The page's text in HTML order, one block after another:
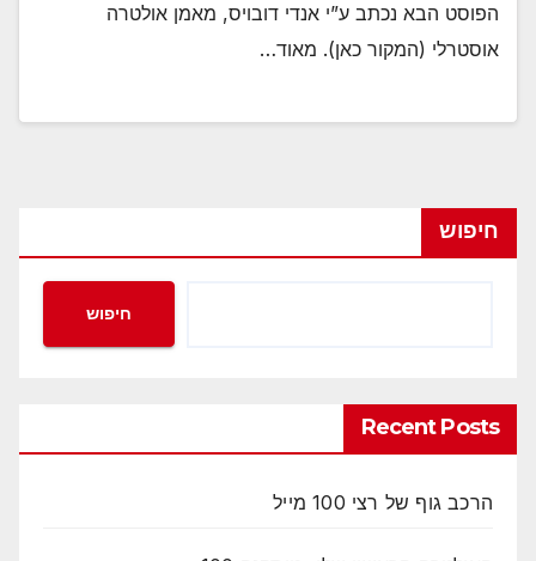
הפוסט הבא נכתב ע”י אנדי דובויס, מאמן אולטרה
אוסטרלי (המקור כאן). מאוד…
חיפוש
חיפוש
Recent Posts
הרכב גוף של רצי 100 מייל